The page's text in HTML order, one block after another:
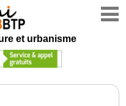
et urbanisme